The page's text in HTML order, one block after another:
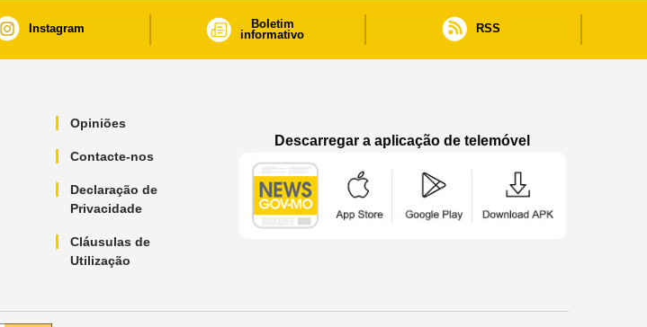
Instagram
Boletim
informativo
RSS
Opiniões
Contacte-nos
Declaração de
Privacidade
Cláusulas de
Utilização
Descarregar a aplicação de telemóvel